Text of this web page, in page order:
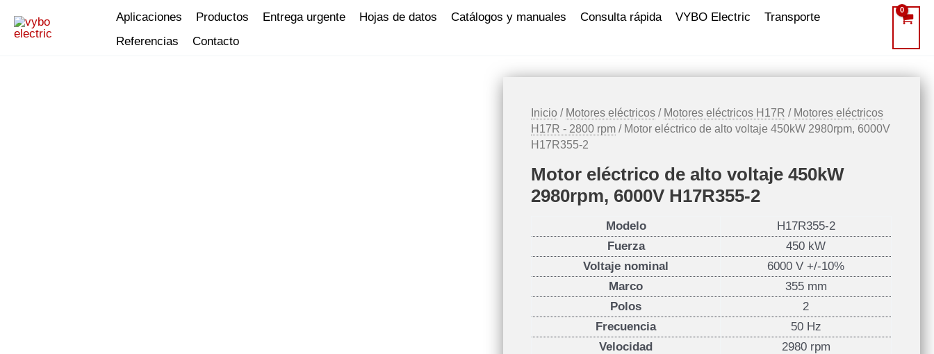
Aplicaciones Productos Entrega urgente Hojas de datos Catálogos y manuales Consulta rápida VYBO Electric
Transporte
Referencias
Contacto
Inicio / Motores eléctricos / Motores eléctricos H17R / Motores eléctricos
H17R - 2800 rpm / Motor eléctrico de alto voltaje 450kW 2980rpm, 6000V
H17R355-2
Motor eléctrico de alto voltaje 450kW
2980rpm, 6000V H17R355-2
Modelo
H17R355-2
Fuerza
450 kW
Voltaje nominal
6000 V +/-10%
Marco
355 mm
Polos
2
Frecuencia
50 Hz
Velocidad
2980 rpm